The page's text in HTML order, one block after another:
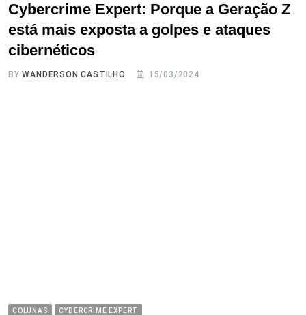
Cybercrime Expert: Porque a Geração Z
está mais exposta a golpes e ataques
cibernéticos
BYWANDERSON CASTILHO 15/03/2024
COLUNAS CYBERCRIME EXPERT